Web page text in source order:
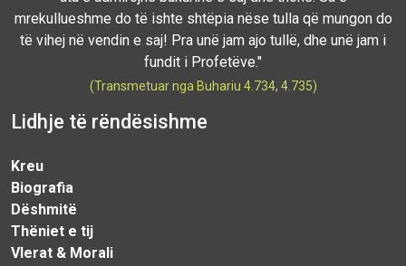
mrekullueshme do të ishte shtëpia nëse tulla që mungon do
të vihej në vendin e saj! Pra unë jam ajo tullë, dhe unë jam i
fundit i Profetëve."
(Transmetuar nga Buhariu 4.734, 4.735)
Lidhje të rëndësishme
Kreu
Biografia
Dëshmitë
Thëniet e tij
Vlerat & Morali